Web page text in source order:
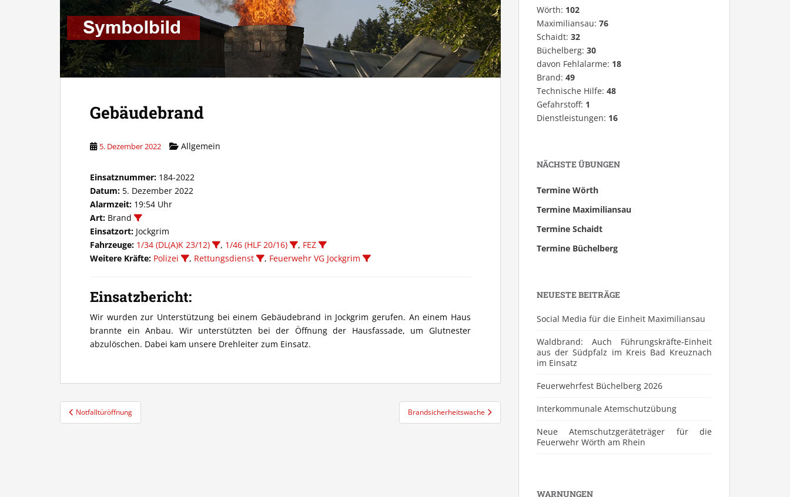
Gebäudebrand
5. Dezember 2022 Allgemein
Einsatznummer: 184-2022
Datum: 5. Dezember 2022
Alarmzeit: 19:54 Uhr
Art: Brand
Einsatzort: Jockgrim
Fahrzeuge: 1/34 (DL(A)K 23/12) , 1/46 (HLF 20/16) , FEZ
Weitere Kräfte: Polizei , Rettungsdienst , Feuerwehr VG Jockgrim
Einsatzbericht:
Wir wurden zur Unterstützung bei einem Gebäudebrand in Jockgrim gerufen. An einem Haus
brannte ein Anbau. Wir unterstützten bei der Öffnung der Hausfassade, um Glutnester
abzulöschen. Dabei kam unsere Drehleiter zum Einsatz.
Beitragsnavigation
Notfalltüröffnung Brandsicherheitswache
Wörth: 102
Maximiliansau: 76
Schaidt: 32
Büchelberg: 30
davon Fehlalarme: 18
Brand: 49
Technische Hilfe: 48
Gefahrstoff: 1
Dienstleistungen: 16
NÄCHSTE ÜBUNGEN
Termine Wörth
Termine Maximiliansau
Termine Schaidt
Termine Büchelberg
NEUESTE BEITRÄGE
Social Media für die Einheit Maximiliansau
Waldbrand: Auch Führungskräfte-Einheit
aus der Südpfalz im Kreis Bad Kreuznach
im Einsatz
Feuerwehrfest Büchelberg 2026
⁠Interkommunale Atemschutzübung
Neue Atemschutzgeräteträger für die
Feuerwehr Wörth am Rhein
WARNUNGEN